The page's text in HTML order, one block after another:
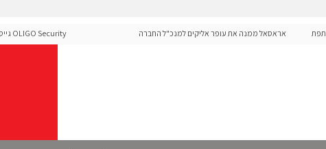
אראסאל ממנה את עופר אליקים למנכ"ל החברה